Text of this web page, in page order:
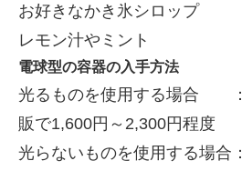
お好きなかき氷シロップ
レモン汁やミント
電球型の容器の入手方法
光るものを使用する場合
販で1,600円～2,300円程度
光らないものを使用する場合